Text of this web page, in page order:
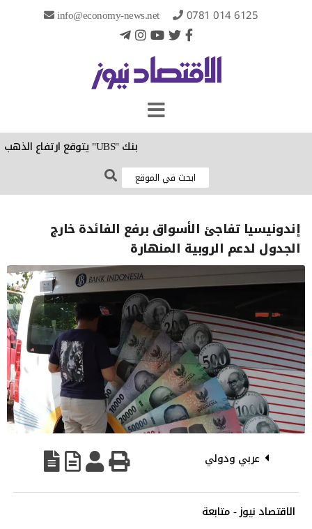
info@economy-news.net 0781 014 6125
بنك "UBS" يتوقع ارتفاع الذهب إلى 5 آلاف دولار للأونصة في النصف الأول من 2027
إندونيسيا تفاجئ الأسواق برفع الفائدة خارج
الجدول لدعم الروبية المنهارة
عربي ودولي
الاقتصاد نيوز - متابعة